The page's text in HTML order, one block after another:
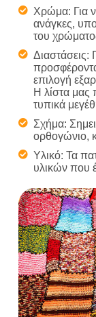
Χρώμα: Για
ανάγκες,
του
Διαστάσεις:
επιλογή
Η λίστα μας
τυπικά
Σχήμα:
ορθογώνιο,
Υλικό: Τα
υλικών που